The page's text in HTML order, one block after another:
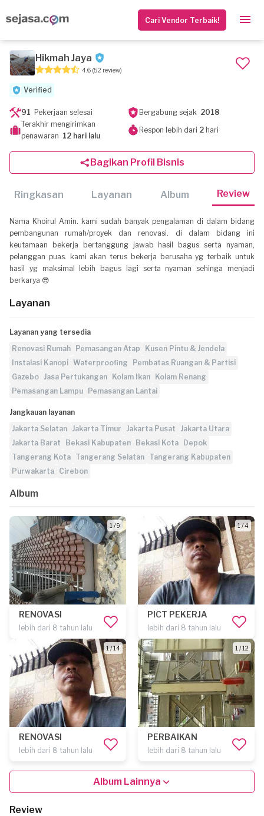
Cari Vendor Terbaik!
Hikmah Jaya
4.6 (52 review)
Verified
91 Pekerjaan selesai Bergabung sejak 2018
Terakhir mengirimkan
penawaran 12 hari lalu
Respon lebih dari 2hari
Bagikan Profil Bisnis
Ringkasan Layanan Album Review
Nama Khoirul Amin. kami sudah banyak pengalaman di dalam bidang
pembangunan rumah/proyek dan renovasi. di dalam bidang ini
keutamaan bekerja bertanggung jawab hasil bagus serta nyaman,
pelanggan puas. kami akan terus bekerja berusaha yg terbaik untuk
hasil yg maksimal lebih bagus lagi serta nyaman sehinga menjadi
berkarya 😎
Layanan
Layanan yang tersedia
Renovasi Rumah
Pemasangan Atap
Kusen Pintu & Jendela
Instalasi Kanopi Waterproofing
Pembatas Ruangan & Partisi
Gazebo Jasa Pertukangan Kolam Ikan
Kolam Renang
Pemasangan Lampu
Pemasangan Lantai
Jangkauan layanan
Jakarta Selatan Jakarta Timur Jakarta Pusat
Jakarta Utara
Jakarta Barat
Bekasi Kabupaten Bekasi Kota
Depok
Tangerang Kota Tangerang Selatan Tangerang Kabupaten
Purwakarta Cirebon
Album
1 / 9
RENOVASI
lebih dari 8 tahun lalu
1 / 4
PICT PEKERJA
lebih dari 8 tahun lalu
1 / 14
RENOVASI
lebih dari 8 tahun lalu
1 / 12
PERBAIKAN
lebih dari 8 tahun lalu
Album Lainnya
Review